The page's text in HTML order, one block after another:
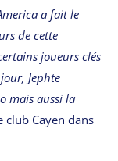
a fait le
de cette
joueurs clés
Jephte
mais aussi la
club Cayen dans